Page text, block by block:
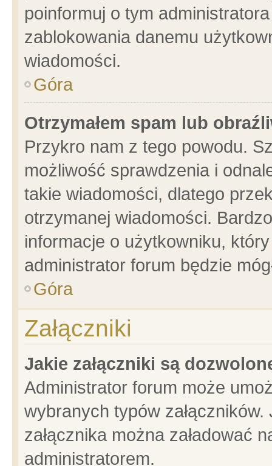
poinformuj o tym
zablokowania danemu
wiadomości.
Góra
Otrzymałem spam lub
Przykro nam z tego powodu.
możliwość sprawdzenia i
takie wiadomości, dlatego
otrzymanej wiadomości.
informacje o użytkowniku,
administrator forum będzie
Góra
Załączniki
Jakie załączniki są
Administrator forum może
wybranych typów
załącznika można załadować
administratorem.